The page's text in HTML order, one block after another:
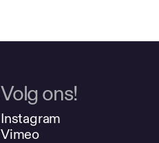
Volg ons!
Instagram
Vimeo